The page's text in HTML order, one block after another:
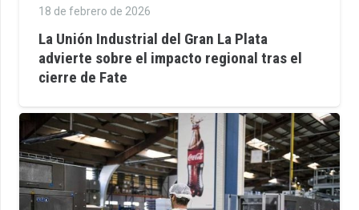
18 de febrero de 2026
La Unión Industrial del Gran La Plata
advierte sobre el impacto regional tras el
cierre de Fate